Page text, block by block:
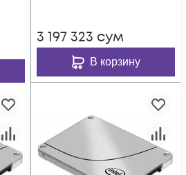
3 197 323 сум
В корзину